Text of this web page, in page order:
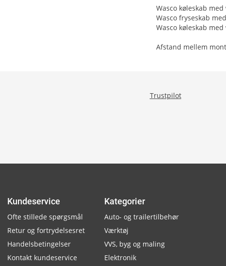
Wasco køleskab
Wasco fryseskab
Wasco køleskab
Trustpilot
Kundeservice
Ofte stillede spørgsmål
Retur og fortrydelsesret
Handelsbetingelser
Kontakt kundeservice
Kategorier
Auto- og trailertilbehør
Værktøj
VVS, byg og maling
Elektronik